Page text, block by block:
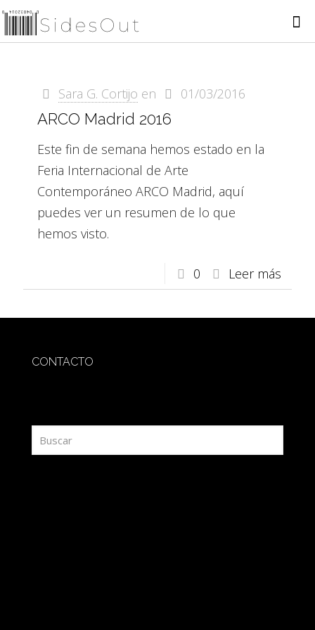
Sara G. Cortijo en 01/03/2016
ARCO Madrid 2016
Este fin de semana hemos estado en la
Feria Internacional de Arte
Contemporáneo ARCO Madrid, aquí
puedes ver un resumen de lo que
hemos visto.
0 Leer más
CONTACTO